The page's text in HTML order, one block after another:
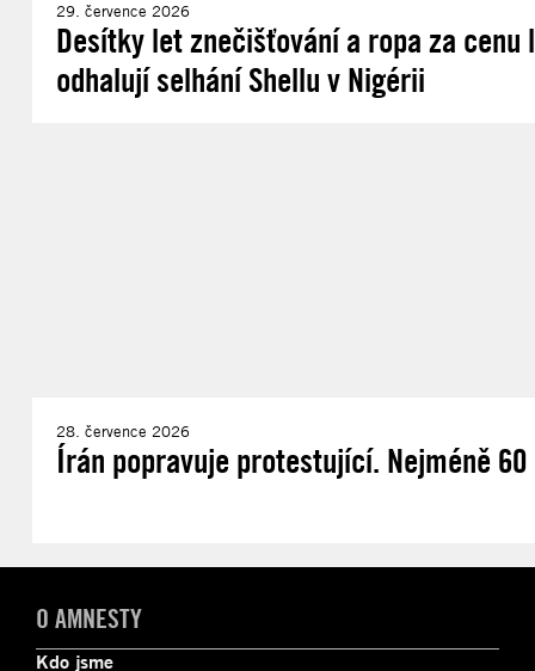
29. července 2026
Desítky let znečišťování a ropa za cenu
odhalují selhání Shellu v Nigérii
28. července 2026
Írán popravuje protestující. Nejméně
O AMNESTY
Kdo jsme